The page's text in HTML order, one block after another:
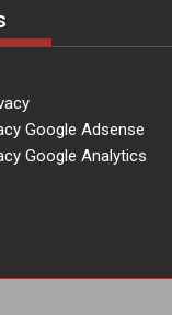
Google Adsense
Google Analytics